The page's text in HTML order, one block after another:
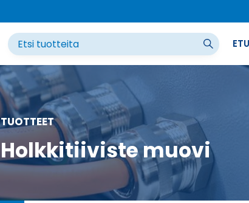
TUOTTEET
Holkkitiiviste muovi